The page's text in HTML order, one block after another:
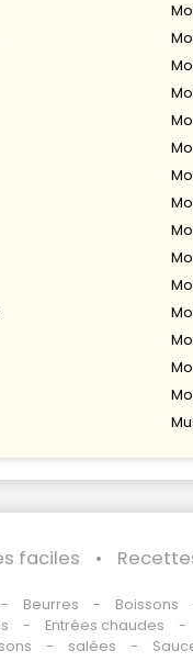
faciles
Beurres Boissons
Entrées chaudes
salées